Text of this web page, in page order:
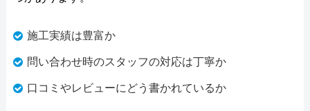
施工実績は豊富か
問い合わせ時のスタッフの対応は丁寧か
口コミやレビューにどう書かれているか